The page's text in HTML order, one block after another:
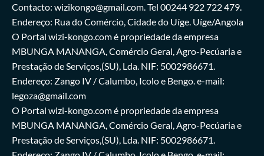
Contacto: wizikongo@gmail.com. Tel 00244 922 722 479.
Endereço: Rua do Comércio, Cidade do Uíge. Uíge/Angola
O Portal wizi-kongo.com é propriedade da empresa
MBUNGA MANANGA, Comércio Geral, Agro-Pecúaria e
Prestação de Serviços,(SU), Lda. NIF: 5002986671.
Endereço: Zango IV / Calumbo, Icolo e Bengo. e-mail:
legoza@gmail.com
O Portal wizi-kongo.com é propriedade da empresa
MBUNGA MANANGA, Comércio Geral, Agro-Pecúaria e
Prestação de Serviços,(SU), Lda. NIF: 5002986671.